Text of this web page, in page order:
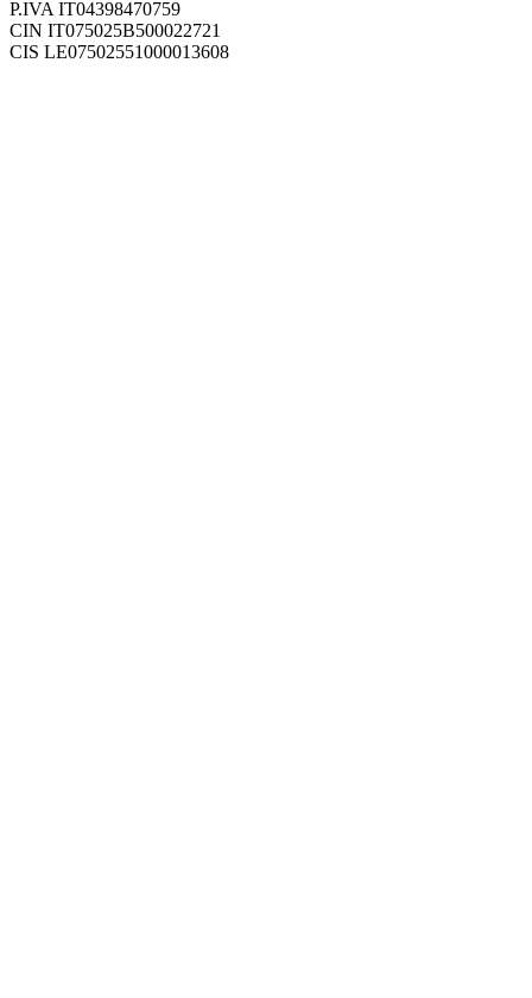
P.IVA IT04398470759
CIN IT075025B500022721
CIS LE07502551000013608